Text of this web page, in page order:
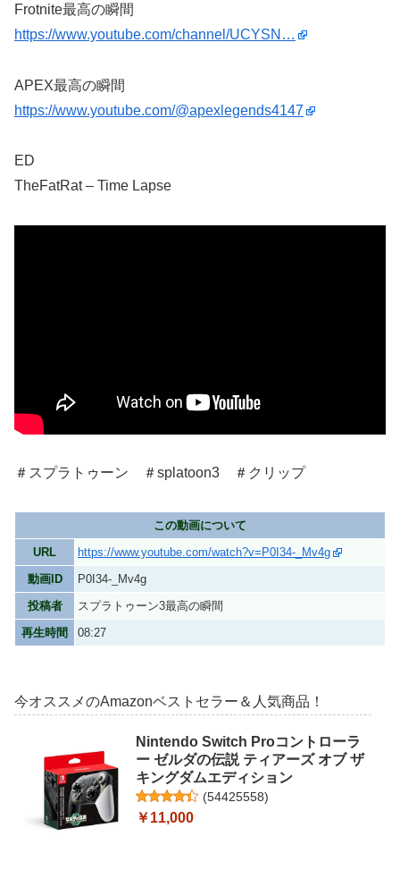
Frotnite最高の瞬間
https://www.youtube.com/channel/UCYSN…
APEX最高の瞬間
https://www.youtube.com/@apexlegends4147
ED
TheFatRat – Time Lapse
＃スプラトゥーン​ ＃splatoon3 ＃クリップ
この動画について
URL
https://www.youtube.com/watch?v=P0I34-_Mv4g
動画ID
P0I34-_Mv4g
投稿者
スプラトゥーン3最高の瞬間
再生時間
08:27
今オススメのAmazonベストセラー＆人気商品！
Nintendo Switch Proコントローラ
ー ゼルダの伝説 ティアーズ オブ ザ
キングダムエディション
(54425558)
￥11,000